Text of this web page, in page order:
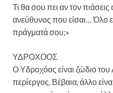
Τι θα σου πει αν τον
ανεύθυνος που είσαι… Όλο
πράγματά σου;»
ΥΔΡΟΧΟΟΣ
Ο Υδροχόος είναι ζώδιο
περίεργος. Βέβαια, άλλο